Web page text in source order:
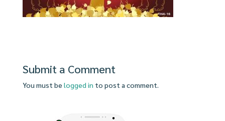
Submit a Comment
You must be logged in to post a comment.